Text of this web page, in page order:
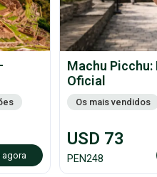
agora
Machu Picchu:
Oficial
Os mais vendidos
USD 73
PEN248